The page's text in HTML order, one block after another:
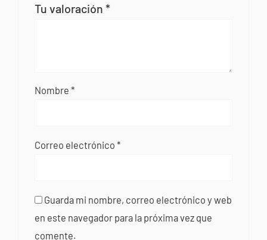
Tu valoración*
Nombre*
Correo electrónico*
Guarda mi nombre, correo electrónico y web
en este navegador para la próxima vez que
comente.